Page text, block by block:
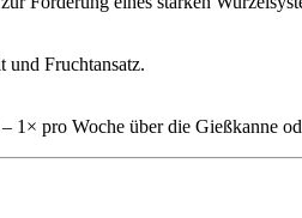
und Fruchtansatz.
pro Woche über die Gießkanne